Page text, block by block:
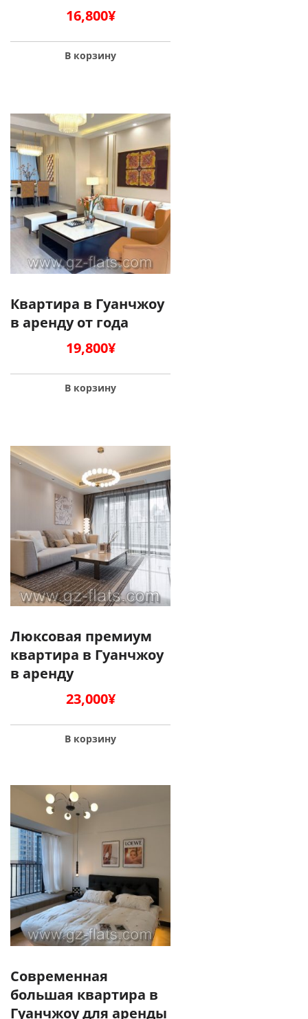
16,800¥
В корзину
Квартира в Гуанчжоу
в аренду от года
19,800¥
В корзину
Люксовая премиум
квартира в Гуанчжоу
в аренду
23,000¥
В корзину
Современная
большая квартира в
Гуанчжоу для аренды